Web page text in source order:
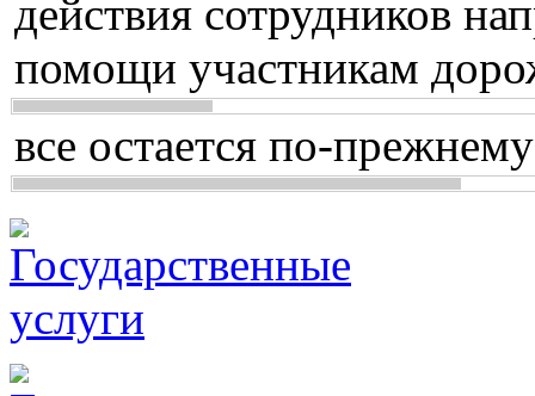
действия сотрудников
помощи участникам
все остается по-